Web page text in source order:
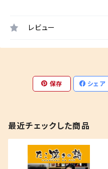
レビュー
保存 シェア
最近チェックした商品